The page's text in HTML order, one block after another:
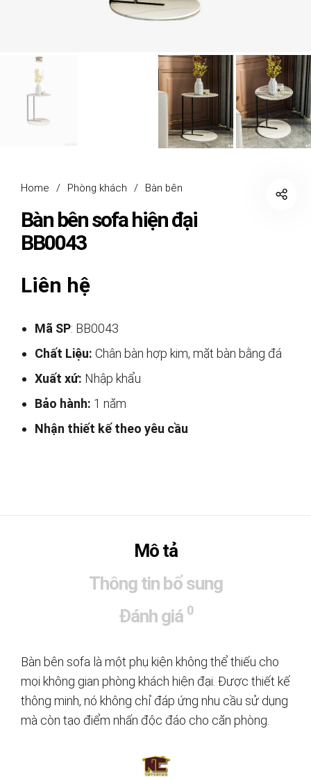
Home / Phòng khách / Bàn bên
Bàn bên sofa hiện đại
BB0043
Liên hệ
Mã SP: BB0043
Chất Liệu: Chân bàn hợp kim, mặt bàn bằng đá
Xuất xứ: Nhập khẩu
Bảo hành: 1 năm
Nhận thiết kế theo yêu cầu
Mô tả
Thông tin bổ sung
Đánh giá 0
Bàn bên sofa là một phụ kiện không thể thiếu cho
mọi không gian phòng khách hiện đại. Được thiết kế
thông minh, nó không chỉ đáp ứng nhu cầu sử dụng
mà còn tạo điểm nhấn độc đáo cho căn phòng.